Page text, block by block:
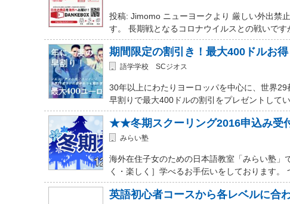
投稿: Jimomo ニューヨークより 厳しい外出禁
す。 長期戦となるコロナウイルスとの戦いで
期間限定の割引き！最大400ドルお
語学学校 SCジオス
30年以上にわたりヨーロッパを中心に、世界
早割りで最大400ドルの割引をプレゼントして
★★冬期スクーリング2016申込み
みらい塾
海外在住子女のための日本語教室「みらい塾
く・楽しく］学べるお手伝いをしております。
英語初心者コースから各レベルに合